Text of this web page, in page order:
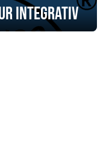
integrativ